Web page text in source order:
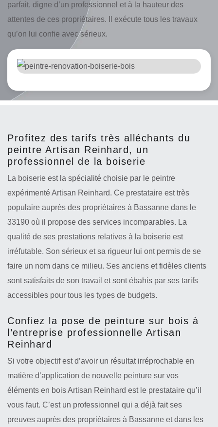
parfait, digne d’un professionnel et à la hauteur des
attentes de ces propriétaires. Il exécute tous les travaux
qu’on lui confie avec sérieux.
Profitez des tarifs très alléchants du
peintre Artisan Reinhard, un
professionnel de la boiserie
La boiserie est la spécialité choisie par le peintre
expérimenté Artisan Reinhard. Ce prestataire est très
populaire auprès des propriétaires à Bassanne dans le
33190 où il propose des services incomparables. La
qualité de ses prestations relatives à la boiserie est
irréfutable. Son sérieux et sa rigueur lui ont permis de se
faire un nom dans ce milieu. Ses anciens et fidèles clients
sont satisfaits de son travail et sont ébahis par ses tarifs
accessibles pour tous les types de budgets.
Confiez la pose de peinture sur bois à
l’entreprise professionnelle Artisan
Reinhard
Si votre objectif est d’avoir un résultat irréprochable en
matière d’application de nouvelle peinture sur vos
éléments en bois Artisan Reinhard est le prestataire qu’il
vous faut. C’est un professionnel qui a déjà fait ses
preuves auprès des propriétaires à Bassanne et dans les